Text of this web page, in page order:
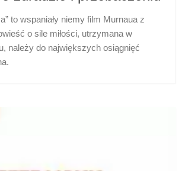
to wspaniały niemy film Murnaua z
o sile miłości, utrzymana w
należy do największych osiągnięć